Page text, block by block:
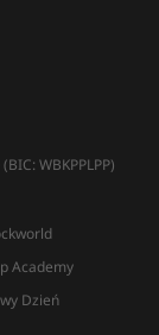
WBKPPLPP)
Academy
Dzień